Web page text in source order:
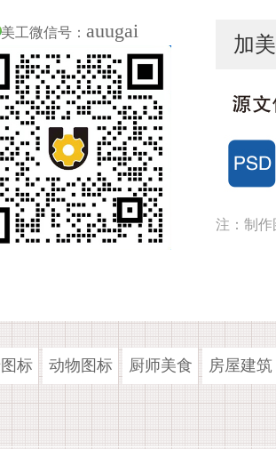
工微信号： auugai
加
注：制作
标 动物图标 厨师美食 房屋建筑